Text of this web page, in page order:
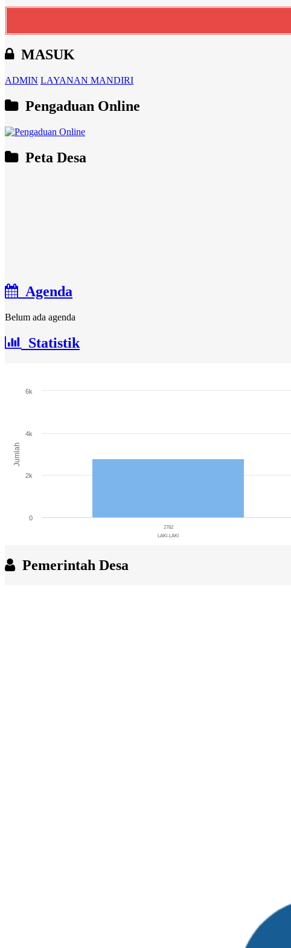
MASUK
ADMIN LAYANAN MANDIRI
Pengaduan Online
Peta Desa
Agenda
Belum ada agenda
Statistik
Jumlah
2782
LAKI-LAKI
0
2k
4k
6k
Pemerintah Desa